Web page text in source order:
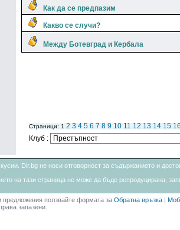
Как да се предпазим
Какво се случи?
Между Ботевград и Кербала
Страници: 1 2 3 4 5 6 7 8 9 10 11 12 13 14 15
Клуб :
Dir.bg не носи отговорност за съдържанието и
на тази страница не може да бъде репродуцирана,
ползвайте формата за Обратна връзка |
запазени.